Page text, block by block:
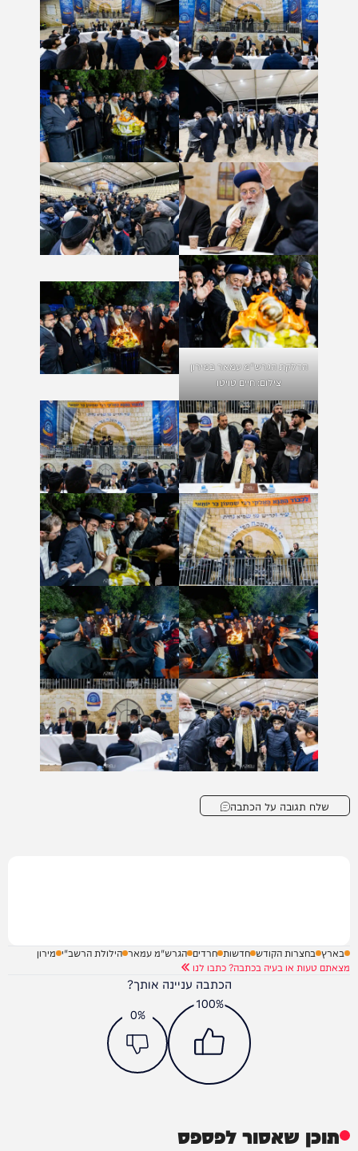
הדלקת הגרש"מ עמאר במירון
צילום: חיים טויטו
שלח תגובה על הכתבה
בארץ בחצרות הקודש חדשות חרדים הגרש"מ עמאר הילולת הרשב"י מירון
מצאתם טעות או בעיה בכתבה? כתבו לנו
הכתבה עניינה אותך?
100%
0%
תוכן שאסור לפספס